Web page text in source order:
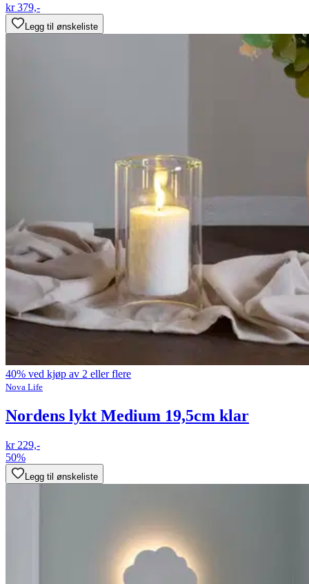
kr 379,-
Legg til ønskeliste
40% ved kjøp av 2 eller flere
Nova Life
Nordens lykt Medium 19,5cm klar
kr 229,-
50%
Legg til ønskeliste